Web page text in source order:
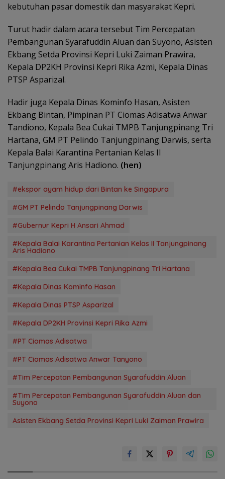
kebutuhan pasar domestik dan masyarakat Kepri.
Turut hadir dalam acara tersebut Tim Percepatan
Pembangunan Syarafuddin Aluan dan Suyono, Asisten
Ekbang Setda Provinsi Kepri Luki Zaiman Prawira,
Kepala DP2KH Provinsi Kepri Rika Azmi, Kepala Dinas
PTSP Asparizal.
Hadir juga Kepala Dinas Kominfo Hasan, Asisten
Ekbang Bintan, Pimpinan PT Ciomas Adisatwa Anwar
Tandiono, Kepala Bea Cukai TMPB Tanjungpinang Tri
Hartana, GM PT Pelindo Tanjungpinang Darwis, serta
Kepala Balai Karantina Pertanian Kelas II
Tanjungpinang Aris Hadiono. (hen)
#ekspor ayam hidup dari Bintan ke Singapura
#GM PT Pelindo Tanjungpinang Darwis
#Gubernur Kepri H Ansari Ahmad
#Kepala Balai Karantina Pertanian Kelas II Tanjungpinang
Aris Hadiono
#Kepala Bea Cukai TMPB Tanjungpinang Tri Hartana
#Kepala Dinas Kominfo Hasan
#Kepala Dinas PTSP Asparizal
#Kepala DP2KH Provinsi Kepri Rika Azmi
#PT Ciomas Adisatwa
#PT Ciomas Adisatwa Anwar Tanyono
#Tim Percepatan Pembangunan Syarafuddin Aluan
#Tim Percepatan Pembangunan Syarafuddin Aluan dan
Suyono
Asisten Ekbang Setda Provinsi Kepri Luki Zaiman Prawira